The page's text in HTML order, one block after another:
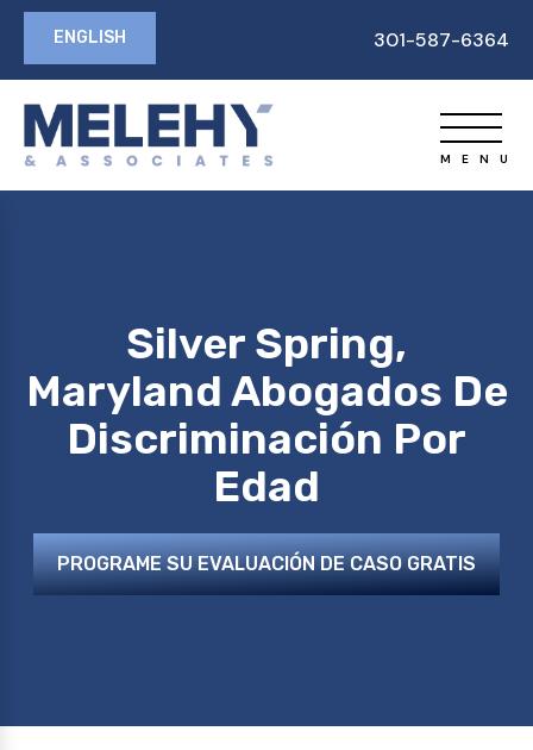
ENGLISH 301-587-6364
Silver Spring,
Maryland Abogados De
Discriminación Por
Edad
PROGRAME SU EVALUACIÓN DE CASO GRATIS